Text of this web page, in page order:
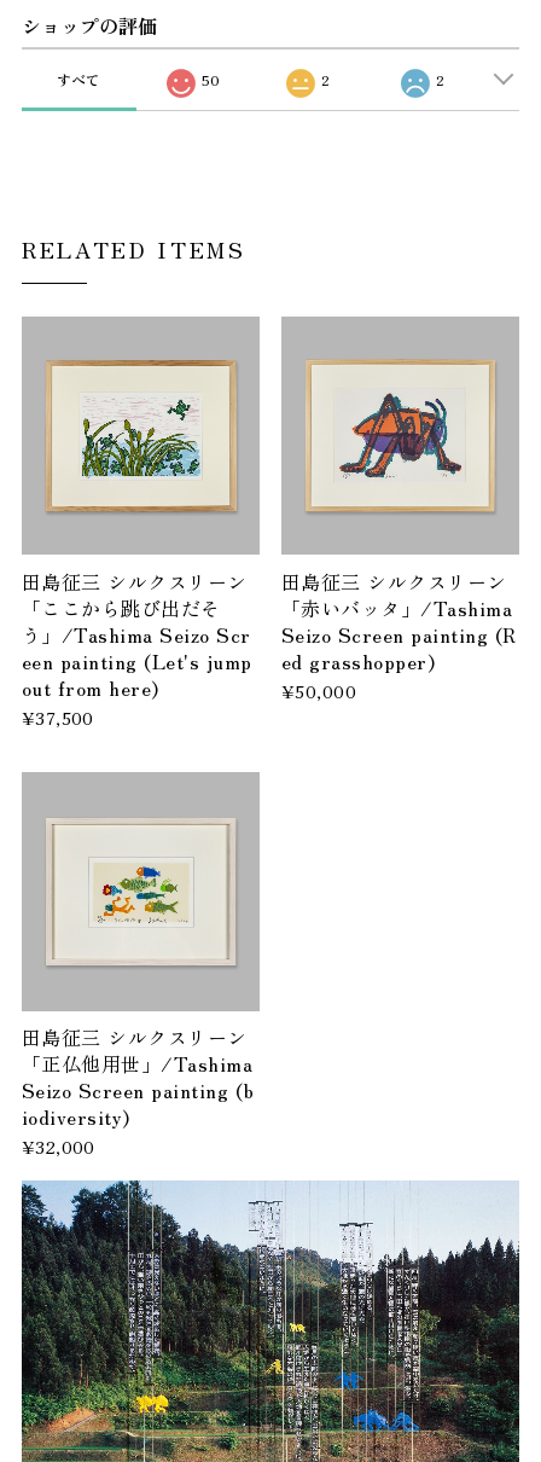
ショップの評価
すべて 50 2 2
RELATED ITEMS
田島征三 シルクスリーン
「ここから跳び出だそ
う」/Tashima Seizo Scr
een painting (Let's jump
out from here)
¥37,500
田島征三 シルクスリーン
「赤いバッタ」/Tashima
Seizo Screen painting (R
ed grasshopper)
¥50,000
田島征三 シルクスリーン
「正仏他用世」/Tashima
Seizo Screen painting (b
iodiversity)
¥32,000